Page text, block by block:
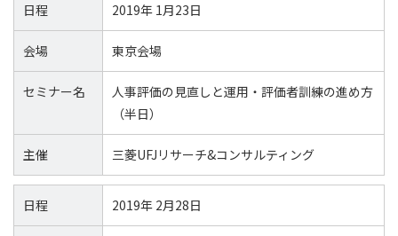
日程 2019年 1月23日
会場 東京会場
セミナー名
人事評価の見直しと運用・評価者訓練の進め方
（半日）
主催 三菱UFJリサーチ&コンサルティング
日程 2019年 2月28日